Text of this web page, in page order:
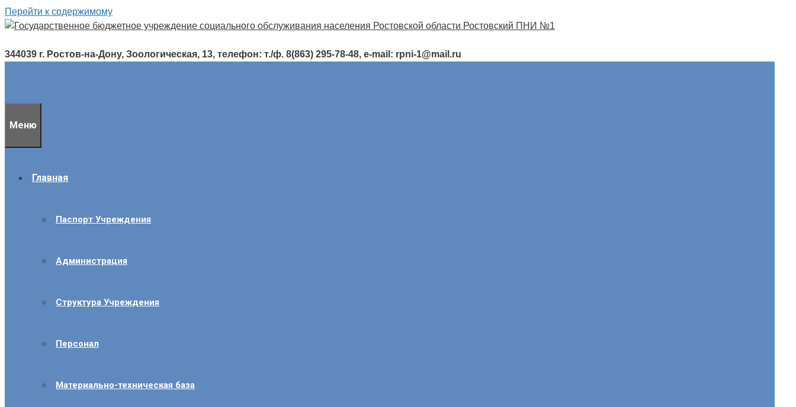
Перейти к содержимому
344039 г. Ростов-на-Дону, Зоологическая, 13, телефон: т./ф. 8(863) 295-78-48, e-mail: rpni-1@mail.ru
Меню
Главная
Паспорт Учреждения
Администрация
Структура Учреждения
Персонал
Материально-техническая база